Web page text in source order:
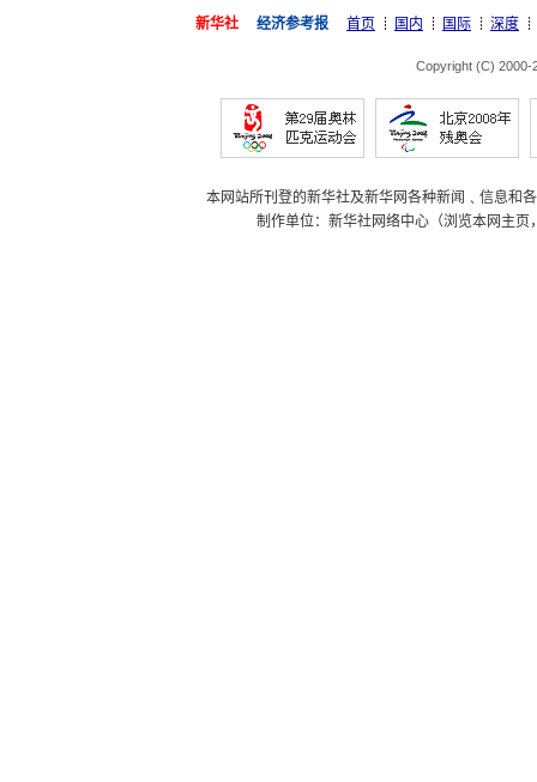
新华社 经济参考报 首页 国内 国际 深度
Copyright (C) 2000-
本网站所刊登的新华社及新华网各种新闻﹑信息和
制作单位：新华社网络中心（浏览本网主